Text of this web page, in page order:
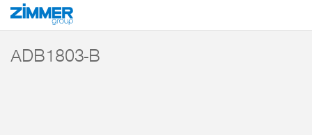
Inicio Productos
ADB1803-B